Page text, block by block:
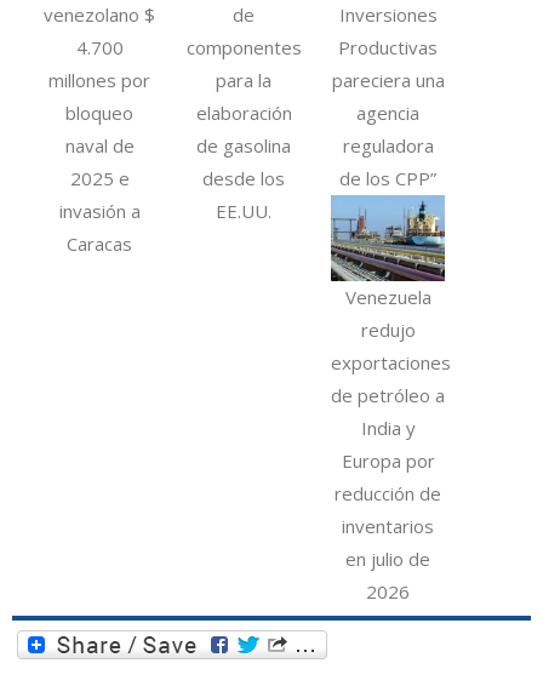
venezolano $
4.700
millones por
bloqueo
naval de
2025 e
invasión a
Caracas
de
componentes
para la
elaboración
de gasolina
desde los
EE.UU.
Inversiones
Productivas
pareciera una
agencia
reguladora
de los CPP”
Venezuela
redujo
exportaciones
de petróleo a
India y
Europa por
reducción de
inventarios
en julio de
2026